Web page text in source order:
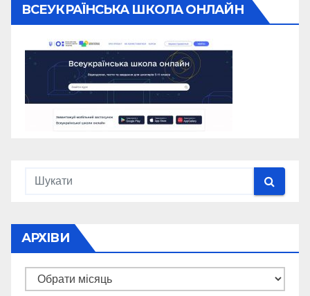
ВСЕУКРАЇНСЬКА ШКОЛА ОНЛАЙН
АРХІВИ
Архіви